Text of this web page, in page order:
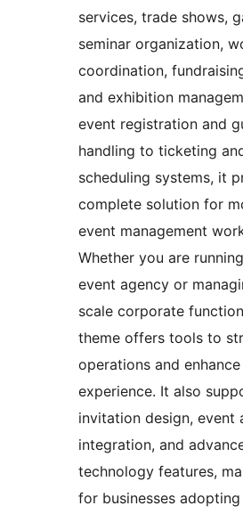
services, trade shows,
seminar organization,
coordination,
and exhibition
event registration and
handling to ticketing
scheduling systems, it
complete solution for
event management
Whether you are
event agency or
scale corporate
theme offers tools to
operations and
experience. It also
invitation design, event
integration, and
technology features,
for businesses